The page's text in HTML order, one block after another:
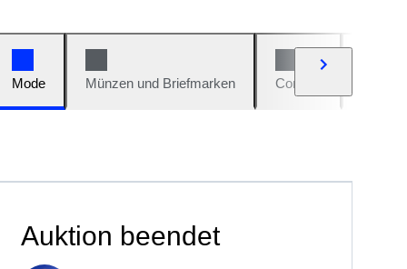
Mode Münzen und Briefmarken Comics
Auktion beendet